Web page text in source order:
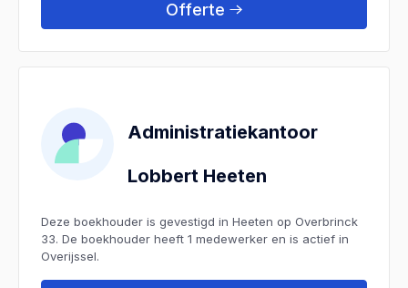
Offerte
Administratiekantoor
Lobbert Heeten
Deze boekhouder is gevestigd in Heeten op Overbrinck
33. De boekhouder heeft 1 medewerker en is actief in
Overijssel.